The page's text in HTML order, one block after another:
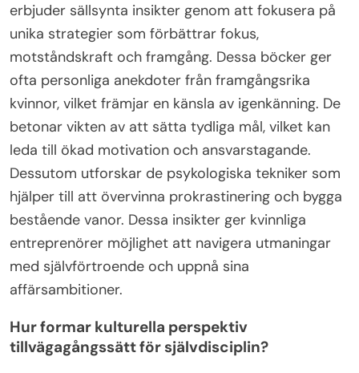
erbjuder sällsynta insikter genom att fokusera på
unika strategier som förbättrar fokus,
motståndskraft och framgång. Dessa böcker ger
ofta personliga anekdoter från framgångsrika
kvinnor, vilket främjar en känsla av igenkänning. De
betonar vikten av att sätta tydliga mål, vilket kan
leda till ökad motivation och ansvarstagande.
Dessutom utforskar de psykologiska tekniker som
hjälper till att övervinna prokrastinering och bygga
bestående vanor. Dessa insikter ger kvinnliga
entreprenörer möjlighet att navigera utmaningar
med självförtroende och uppnå sina
affärsambitioner.
Hur formar kulturella perspektiv
tillvägagångssätt för självdisciplin?